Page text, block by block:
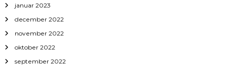
januar 2023
december 2022
november 2022
oktober 2022
september 2022